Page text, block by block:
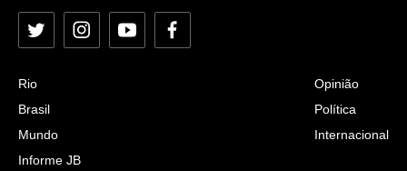
Twitter InstagramYouTubeFacebook
Rio
Brasil
Mundo
Informe JB
Opinião
Política
Internacional